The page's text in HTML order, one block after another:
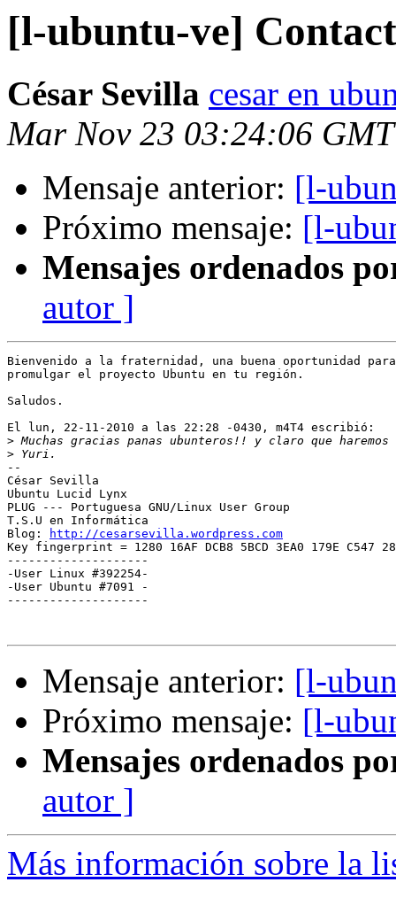
[l-ubuntu-ve]
César Sevilla cesar en
Mar Nov 23 03:24:06
Mensaje anterior: [l-
Próximo mensaje: [l-
Mensajes ordenados
autor ]
Bienvenido a la fraternidad, una buena oportunidad
promulgar el proyecto Ubuntu en tu región.
Saludos.
El lun, 22-11-2010 a las 22:28 -0430, m4T4 escribió:
>
>
--
﻿César Sevilla
Ubuntu Lucid Lynx
PLUG --- Portuguesa GNU/Linux User Group
T.S.U en Informática
Blog:
http://cesarsevilla.wordpress.com
Key fingerprint = 1280 16AF DCB8 5BCD 3EA0 179E C547
--------------------
-User Linux #392254-
-User Ubuntu #7091 -
--------------------
Mensaje anterior: [l-
Próximo mensaje: [l-
Mensajes ordenados
autor ]
Más información sobre la